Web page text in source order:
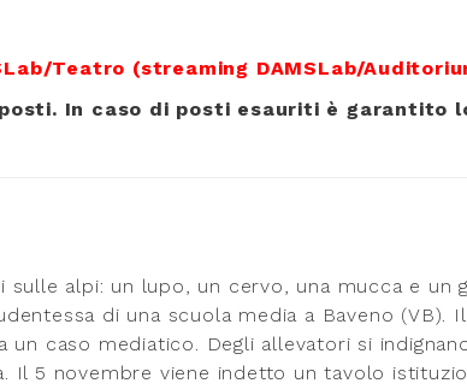
Teatro (streaming DAMSLab/
In caso di posti esauriti è garantito
sulle alpi: un lupo, un cervo, una mucca e un
di una scuola media a Baveno (VB).
un caso mediatico. Degli allevatori si
Il 5 novembre viene indetto un tavolo